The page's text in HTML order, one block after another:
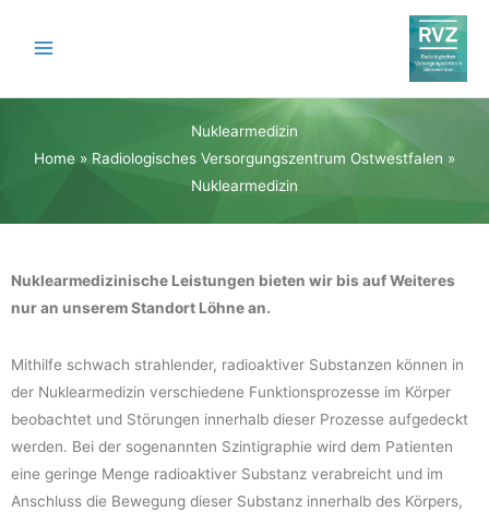
Inhalt
Nuklearmedizin
Home » Radiologisches Versorgungszentrum Ostwestfalen »
Nuklearmedizin
Nuklearmedizinische Leistungen bieten wir bis auf Weiteres
nur an unserem Standort Löhne an.
Mithilfe schwach strahlender, radioaktiver Substanzen können in
der Nuklearmedizin verschiedene Funktionsprozesse im Körper
beobachtet und Störungen innerhalb dieser Prozesse aufgedeckt
werden. Bei der sogenannten Szintigraphie wird dem Patienten
eine geringe Menge radioaktiver Substanz verabreicht und im
Anschluss die Bewegung dieser Substanz innerhalb des Körpers,